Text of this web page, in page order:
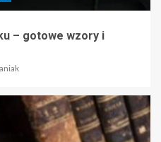
– gotowe wzory i